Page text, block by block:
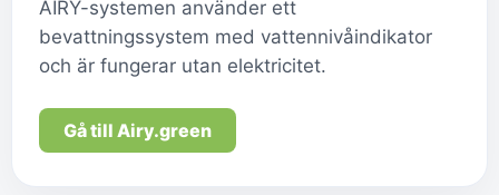
AIRY-systemen använder ett
bevattningssystem med vattennivåindikator
och är fungerar utan elektricitet.
Gå till Airy.green